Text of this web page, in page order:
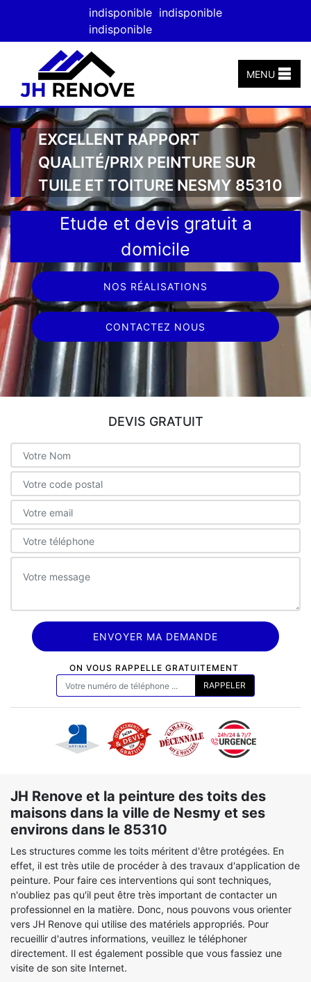
indisponible indisponible
indisponible
MENU
EXCELLENT RAPPORT
QUALITÉ/PRIX PEINTURE SUR
TUILE ET TOITURE NESMY 85310
Etude et devis gratuit a
domicile
NOS RÉALISATIONS
CONTACTEZ NOUS
DEVIS GRATUIT
ON VOUS RAPPELLE GRATUITEMENT
JH Renove et la peinture des toits des
maisons dans la ville de Nesmy et ses
environs dans le 85310
Les structures comme les toits méritent d'être protégées. En
effet, il est très utile de procéder à des travaux d'application de
peinture. Pour faire ces interventions qui sont techniques,
n'oubliez pas qu'il peut être très important de contacter un
professionnel en la matière. Donc, nous pouvons vous orienter
vers JH Renove qui utilise des matériels appropriés. Pour
recueillir d'autres informations, veuillez le téléphoner
directement. Il est également possible que vous fassiez une
visite de son site Internet.